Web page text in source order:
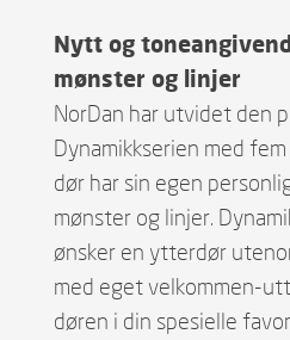
Nytt og
mønster og linjer
NorDan har utvidet den
Dynamikkserien med
dør har sin egen
mønster og linjer.
ønsker en ytterdør
med eget velkommen-
døren i din spesielle